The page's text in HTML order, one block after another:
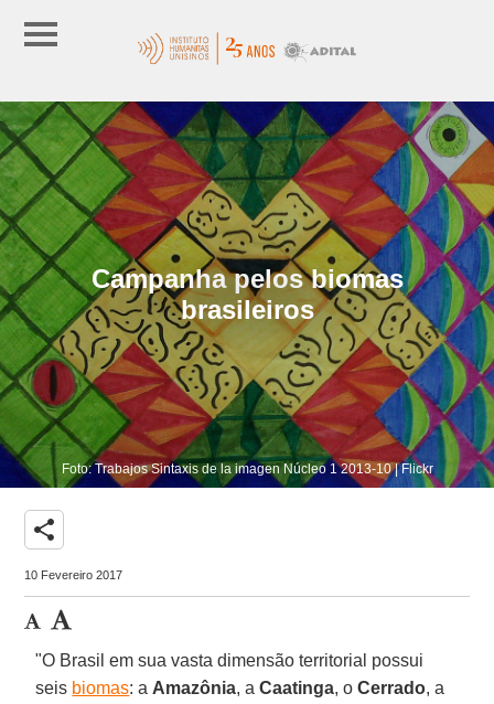
Campanha pelos biomas
brasileiros
Foto: Trabajos Sintaxis de la imagen Núcleo 1 2013-10 | Flickr
share
10 Fevereiro 2017
"O Brasil em sua vasta dimensão territorial possui
seis biomas: a Amazônia, aCaatinga, oCerrado, a